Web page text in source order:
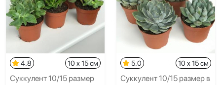
4.8 10 x 15 см
Суккулент 10/15 размер
5.0 10 x 15 см
Суккулент 10/15 размер в